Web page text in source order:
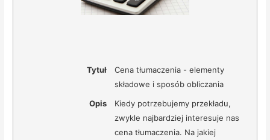
Tytuł
Cena tłumaczenia - elementy
składowe i sposób obliczania
Opis
Kiedy potrzebujemy przekładu,
zwykle najbardziej interesuje nas
cena tłumaczenia. Na jakiej